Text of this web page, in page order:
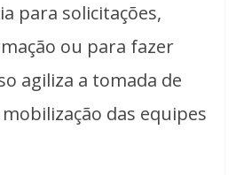
para solicitações,
ou para fazer
agiliza a tomada de
das equipes